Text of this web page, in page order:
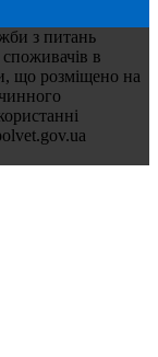
з питань
споживачів в
що розміщено на